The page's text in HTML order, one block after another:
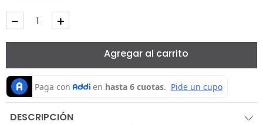
＋
－
Agregar al carrito
DESCRIPCIÓN